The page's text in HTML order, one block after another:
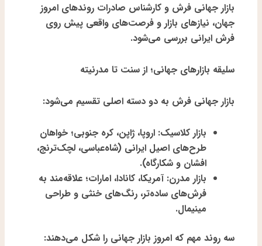
بازار جهانی فرش و کارشناس صادرات روندهای امروز
جهان، نیازهای بازار و فرصت‌های واقعی پیش روی
فرش ایرانی بررسی می‌شود.
سلیقه بازارهای جهانی؛ از سنت تا مدرنیته
بازار جهانی فرش به دو دسته اصلی تقسیم می‌شود:
بازار کلاسیک: اروپا، ژاپن، کره جنوبی؛ خواهان
طرح‌های اصیل ایرانی (شاه‌عباسی، لچک‌ترنج،
افشان و شکارگاه).
بازار مدرن: آمریکا، کانادا، امارات؛ علاقه‌مند به
فرش‌های ساده‌تر، رنگ‌های خنثی و طراحی
مینیمال.
سه روند مهم که امروز بازار جهانی را شکل می‌دهند: